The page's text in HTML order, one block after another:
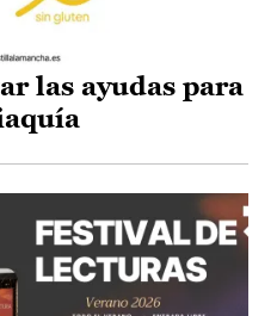
las ayudas para